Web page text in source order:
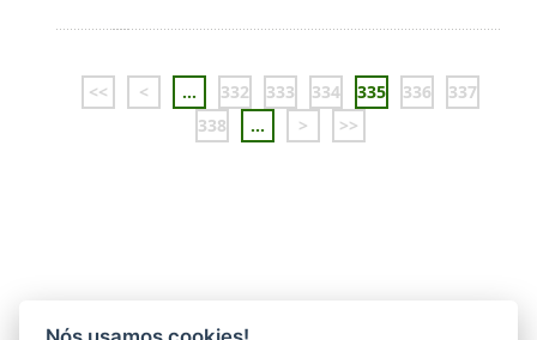
<< < ... 332 333 334 335 336
337
338
... > >>